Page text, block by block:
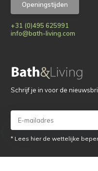
Openingstijden
+31 (0)495 625991
info@bath-living.com
Schrijf je in voor de
* Lees hier de wettelijke